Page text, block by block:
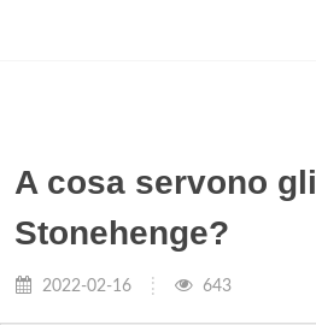
A cosa servono gli
Stonehenge?
2022-02-16 643